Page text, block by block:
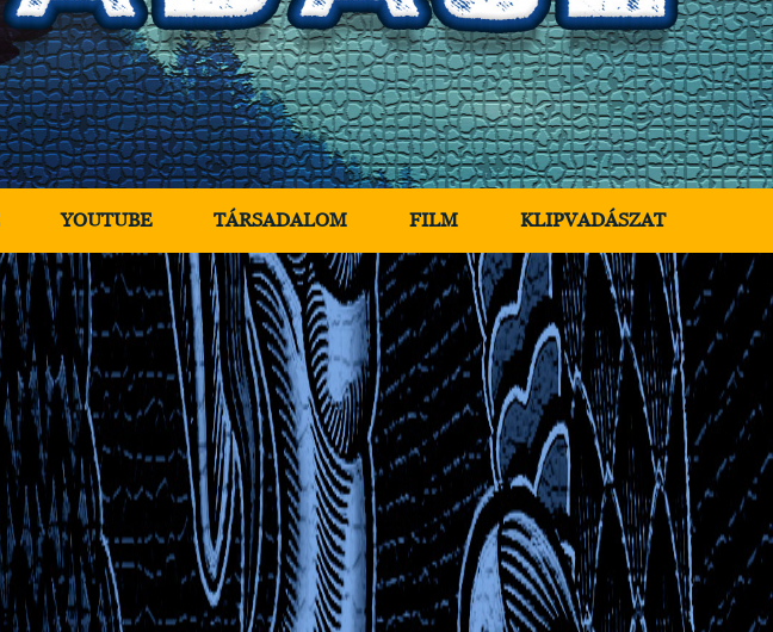
YOUTUBE TÁRSADALOM FILM KLIPVADÁSZAT